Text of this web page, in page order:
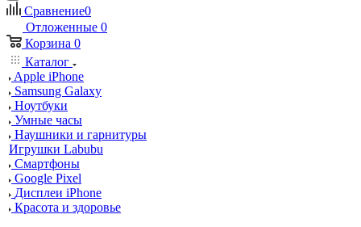
Сравнение0
Отложенные 0
Корзина 0
Каталог
Apple iPhone
Samsung Galaxy
Ноутбуки
Умные часы
Наушники и гарнитуры
Игрушки Labubu
Смартфоны
Google Pixel
Дисплеи iPhone
Красота и здоровье